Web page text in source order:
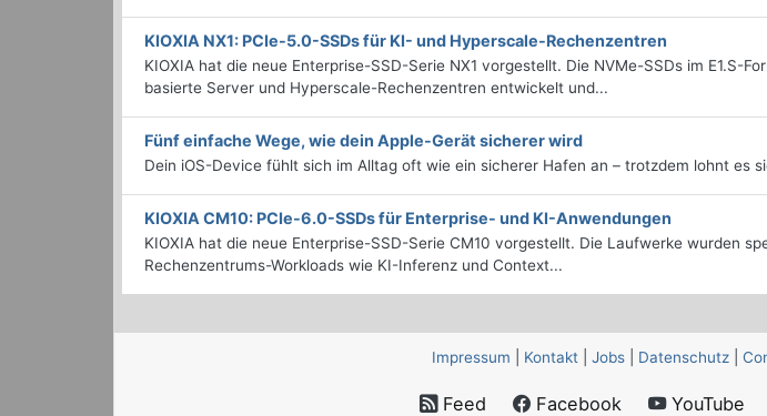
KIOXIA NX1: PCIe-5.0-SSDs für KI- und Hyperscale-Rechenzentren
KIOXIA hat die neue Enterprise-SSD-Serie NX1 vorgestellt. Die NVMe-SSDs im E1.S-
basierte Server und Hyperscale-Rechenzentren entwickelt und...
Fünf einfache Wege, wie dein Apple-Gerät sicherer wird
Dein iOS-Device fühlt sich im Alltag oft wie ein sicherer Hafen an – trotzdem lohnt es
KIOXIA CM10: PCIe-6.0-SSDs für Enterprise- und KI-Anwendungen
KIOXIA hat die neue Enterprise-SSD-Serie CM10 vorgestellt. Die Laufwerke wurden
Rechenzentrums-Workloads wie KI-Inferenz und Context...
Impressum Kontakt Jobs Datenschutz
Feed Facebook YouTube